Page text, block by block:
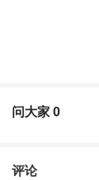
问大家0
评论